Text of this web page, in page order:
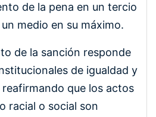
de la pena en un tercio
medio en su máximo.
de la sanción responde
de igualdad y
que los actos
racial o social son